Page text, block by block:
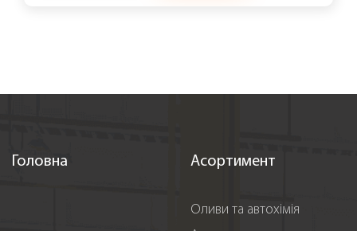
Головна Асортимент
Оливи та автохімія